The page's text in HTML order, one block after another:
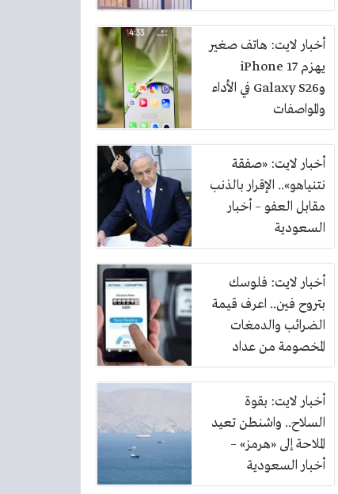
بنسبة 10%
أخبار لايت: هاتف صغير
يهزم iPhone 17
وGalaxy S26 في الأداء
والمواصفات
أخبار لايت: «صفقة
نتنياهو».. الإقرار بالذنب
مقابل العفو – أخبار
السعودية
أخبار لايت: فلوسك
بتروح فين.. اعرف قيمة
الضرائب والدمغات
المخصومة من عداد
الكهرباء
أخبار لايت: بقوة
السلاح.. واشنطن تعيد
الملاحة إلى «هرمز» –
أخبار السعودية